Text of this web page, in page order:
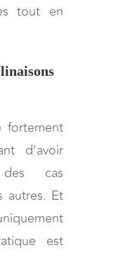
tout en
fortement
d’avoir
cas
autres. Et
est